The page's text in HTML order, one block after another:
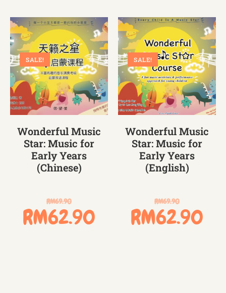
SALE!
Wonderful Music
Star: Music for
Early Years
(Chinese)
RM69.90
RM62.90
SALE!
Wonderful Music
Star: Music for
Early Years
(English)
RM69.90
RM62.90